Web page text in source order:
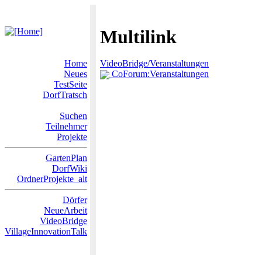
Multilink
Home
Neues
TestSeite
DorfTratsch
Suchen
Teilnehmer
Projekte
GartenPlan
DorfWiki
OrdnerProjekte_alt
Dörfer
NeueArbeit
VideoBridge
VillageInnovationTalk
VideoBridge/Veranstaltungen
CoForum:Veranstaltungen